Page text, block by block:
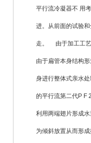
平行流冷凝器不 用
进。从前面的试验
走。 由于加工工艺
由于扁管本身结构
身进行整体式亲水
的平行流第二代P F
利用两端翅片形成
为倾斜放置从而形